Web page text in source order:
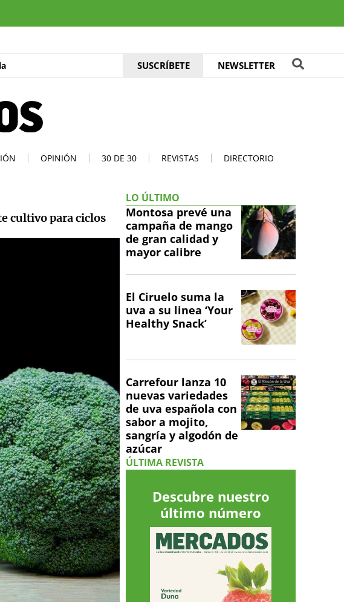
SUSCRÍBETE NEWSLETTER
OPINIÓN 30 DE 30 REVISTAS DIRECTORIO
cultivo para ciclos
LO ÚLTIMO
Montosa prevé una
campaña de mango
de gran calidad y
mayor calibre
El Ciruelo suma la
uva a su linea ‘Your
Healthy Snack’
Carrefour lanza 10
nuevas variedades
de uva española con
sabor a mojito,
sangría y algodón de
azúcar
ÚLTIMA REVISTA
Descubre nuestro
último número